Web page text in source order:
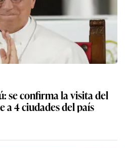
se confirma la visita del
4 ciudades del país